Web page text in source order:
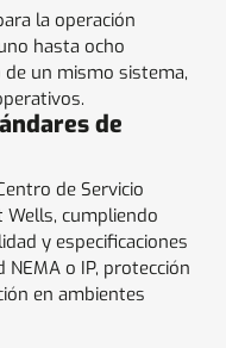
la operación
hasta ocho
un mismo sistema,
de
de Servicio
cumpliendo
y especificaciones
o IP, protección
en ambientes